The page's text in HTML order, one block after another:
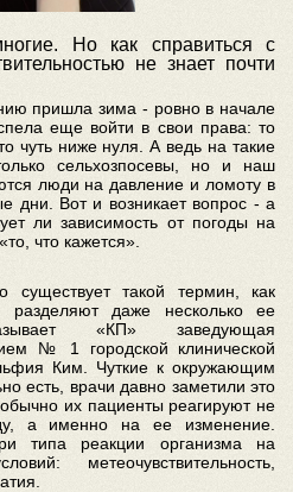
Но как справиться с
не знает почти
пришла зима - ровно в начале
еще войти в свои права: то
чуть ниже нуля. А ведь на такие
сельхозпосевы, но и наш
люди на давление и ломоту в
дни. Вот и возникает вопрос - а
ли зависимость от погоды на
что кажется».
существует такой термин, как
разделяют даже несколько ее
«КП» заведующая
№ 1 городской клинической
Ким. Чуткие к окружающим
есть, врачи давно заметили это
их пациенты реагируют не
а именно на ее изменение.
типа реакции организма на
метеочувствительность,